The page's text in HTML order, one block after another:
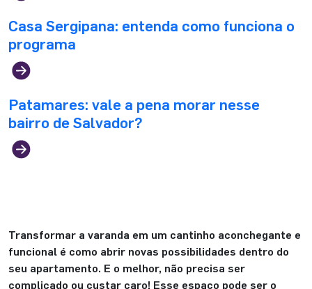
Casa Sergipana: entenda como funciona o
programa
Patamares: vale a pena morar nesse
bairro de Salvador?
Transformar a varanda em um cantinho aconchegante e
funcional é como abrir novas possibilidades dentro do
seu apartamento. E o melhor, não precisa ser
complicado ou custar caro! Esse espaço pode ser o